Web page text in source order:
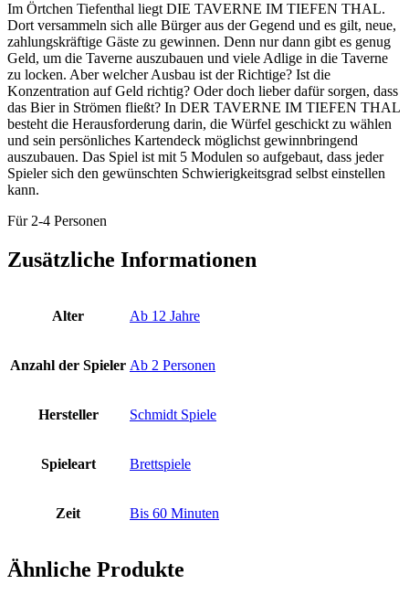
Im Örtchen Tiefenthal liegt DIE TAVERNE IM TIEFEN THAL.
Dort versammeln sich alle Bürger aus der Gegend und es gilt, neue,
zahlungskräftige Gäste zu gewinnen. Denn nur dann gibt es genug
Geld, um die Taverne auszubauen und viele Adlige in die Taverne
zu locken. Aber welcher Ausbau ist der Richtige? Ist die
Konzentration auf Geld richtig? Oder doch lieber dafür sorgen, dass
das Bier in Strömen fließt? In DER TAVERNE IM TIEFEN THAL
besteht die Herausforderung darin, die Würfel geschickt zu wählen
und sein persönliches Kartendeck möglichst gewinnbringend
auszubauen. Das Spiel ist mit 5 Modulen so aufgebaut, dass jeder
Spieler sich den gewünschten Schwierigkeitsgrad selbst einstellen
kann.
Für 2-4 Personen
Zusätzliche Informationen
Alter Ab 12 Jahre
Anzahl der Spieler Ab 2 Personen
Hersteller Schmidt Spiele
Spieleart Brettspiele
Zeit Bis 60 Minuten
Ähnliche Produkte